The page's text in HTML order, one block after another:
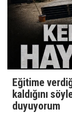
Eğitime
kaldığını
duyuyorum